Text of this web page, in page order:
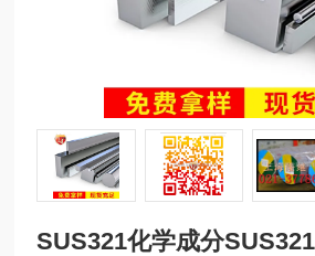
SUS321化学成分SUS321